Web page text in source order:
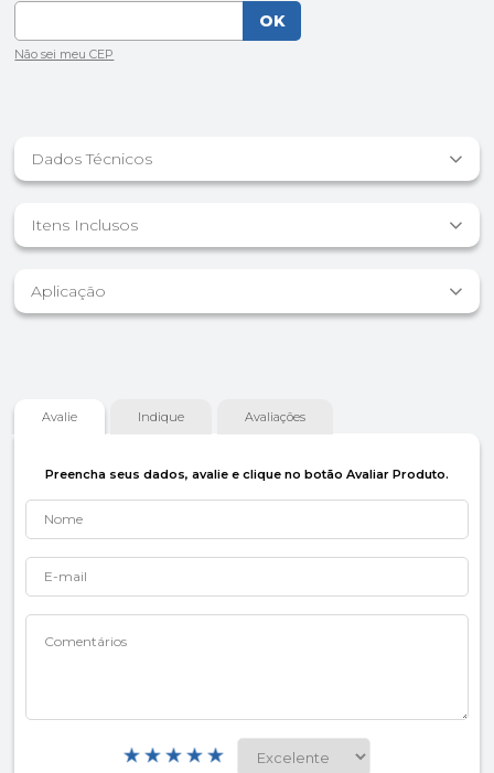
Dados Técnicos
Itens Inclusos
Aplicação
Avalie Indique Avaliações
Preencha seus dados, avalie e clique no botão Avaliar Produto.